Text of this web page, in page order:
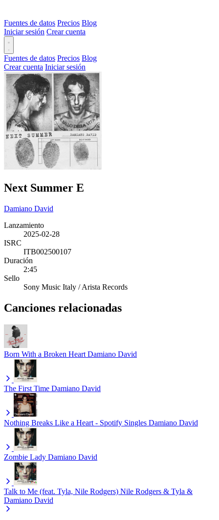
Fuentes de datos Precios Blog
Iniciar sesión Crear cuenta
Fuentes de datos Precios Blog
Crear cuenta Iniciar sesión
Next Summer E
Damiano David
Lanzamiento
2025-02-28
ISRC
ITB002500107
Duración
2:45
Sello
Sony Music Italy / Arista Records
Canciones relacionadas
Born With a Broken Heart Damiano David
The First Time Damiano David
Nothing Breaks Like a Heart - Spotify Singles Damiano David
Zombie Lady Damiano David
Talk to Me (feat. Tyla, Nile Rodgers) Nile Rodgers & Tyla &
Damiano David